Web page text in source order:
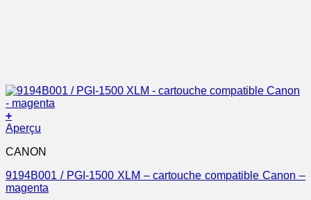
+
Aperçu
CANON
9194B001 / PGI-1500 XLM – cartouche compatible Canon –
magenta